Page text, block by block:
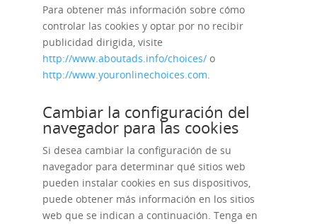
Para obtener más información sobre cómo
controlar las cookies y optar por no recibir
publicidad dirigida, visite
http://www.aboutads.info/choices/o
http://www.youronlinechoices.com.
Cambiar la configuración del
navegador para las cookies
Si desea cambiar la configuración de su
navegador para determinar qué sitios web
pueden instalar cookies en sus dispositivos,
puede obtener más información en los sitios
web que se indican a continuación. Tenga en